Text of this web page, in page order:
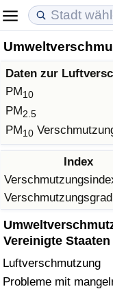
Daten zur
PM10
PM2.5
PM10
Index
Vereinigte
Luftverschmutzung
Probleme mit
in Akaba
Immobilienpreise
Immobilienpreis-
Immobilienpreis-
Immobilienpreis-
Lebensqualität
Lebensqualität-Index
Lebensqualität-
Kriminalität
Kriminalitäts-Index
Kriminalitäts-Index